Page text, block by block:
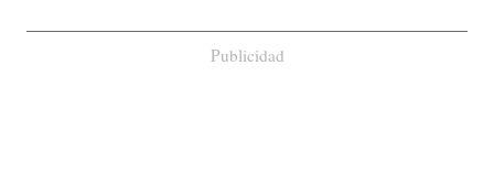
Publicidad